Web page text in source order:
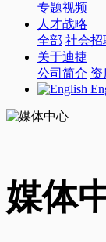
专题视频
人才战略
全部 社会招
关于迪捷
公司简介 资
媒体